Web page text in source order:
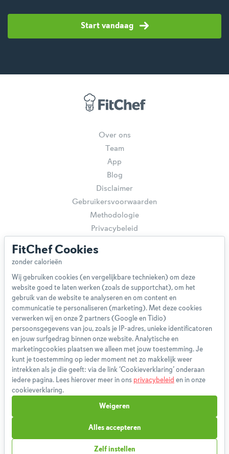
Start vandaag
Over ons
Team
App
Blog
Disclaimer
Gebruikersvoorwaarden
Methodologie
Privacybeleid
Betaalmethoden
Bestelling herroepen
Partnerprogramma
Boeken
FAQ
Contact
1,827,986
Weekmenu's gemaakt
FitChef Cookies
Wij gebruiken cookies (en vergelijkbare technieken) om deze
website goed te laten werken (zoals de supportchat), om het
gebruik van de website te analyseren en om content en
communicatie te personaliseren (marketing). Met deze cookies
verwerken wij en onze 2 partners (Google en Tidio)
persoonsgegevens van jou, zoals je IP-adres, unieke identificatoren
en jouw surfgedrag binnen onze website. Analytische en
marketingcookies plaatsen we alleen met jouw toestemming. Je
kunt je toestemming op ieder moment net zo makkelijk weer
intrekken als je die geeft: via de link ‘Cookieverklaring’ onderaan
iedere pagina. Lees hierover meer in ons privacybeleid en in onze
cookieverklaring.
Zelf instellen
Weigeren
Alles accepteren